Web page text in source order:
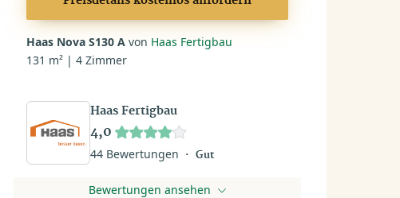
Haas Nova S130 A von Haas Fertigbau
131 m² | 4 Zimmer
Haas Fertigbau
4,0
44 Bewertungen Gut
Bewertungen ansehen